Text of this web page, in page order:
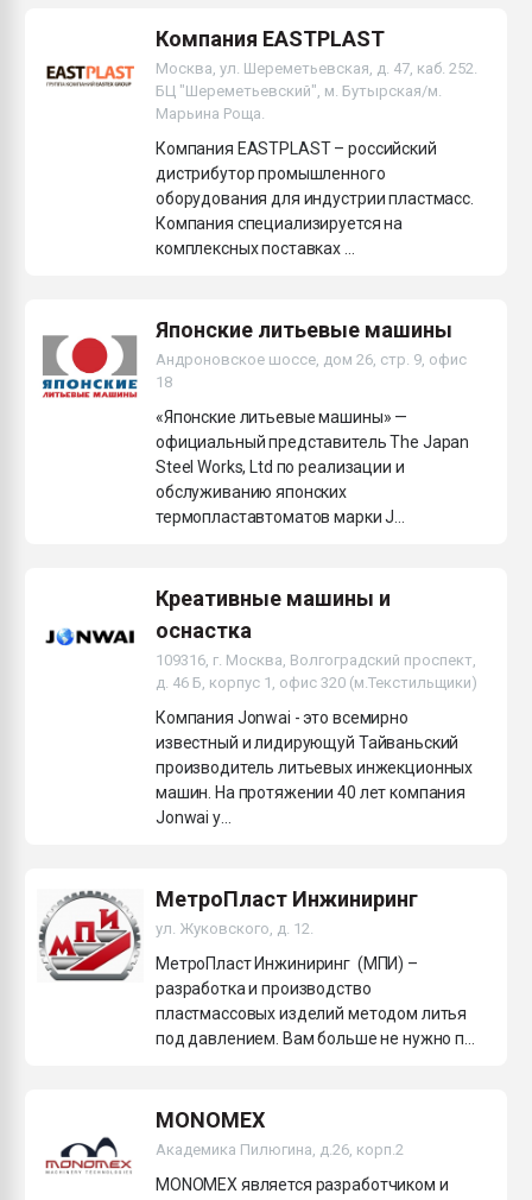
Компания EASTPLAST
Москва, ул. Шереметьевская, д. 47, каб. 252.
БЦ "Шереметьевский", м. Бутырская/м.
Марьина Роща.
Компания EASTPLAST – российский
дистрибутор промышленного
оборудования для индустрии пластмасс.
Компания специализируется на
комплексных поставках ...
Японские литьевые машины
Андроновское шоссе, дом 26, стр. 9, офис
18
«Японские литьевые машины» —
официальный представитель The Japan
Steel Works, Ltd по реализации и
обслуживанию японских
термопластавтоматов марки J...
Креативные машины и
оснастка
109316, г. Москва, Волгоградский проспект,
д. 46 Б, корпус 1, офис 320 (м.Текстильщики)
Компания Jonwai - это всемирно
известный и лидирующуй Тайваньский
производитель литьевых инжекционных
машин. На протяжении 40 лет компания
Jonwai у...
МетроПласт Инжиниринг
ул. Жуковского, д. 12.
МетроПласт Инжиниринг (МПИ) –
разработка и производство
пластмассовых изделий методом литья
под давлением. Вам больше не нужно п...
MONOMEX
Академика Пилюгина, д.26, корп.2
MONOMEX является разработчиком и